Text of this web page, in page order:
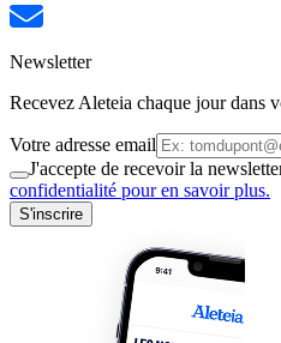
Newsletter
Recevez Aleteia chaque jour dans
Votre adresse email
J'accepte de recevoir la
confidentialité pour en savoir plus.
S'inscrire